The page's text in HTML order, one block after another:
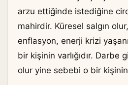
arzu ettiğinde istediğine
mahirdir. Küresel salgın
enflasyon, enerji krizi
bir kişinin varlığıdır. Darbe
olur yine sebebi o bir kişinin